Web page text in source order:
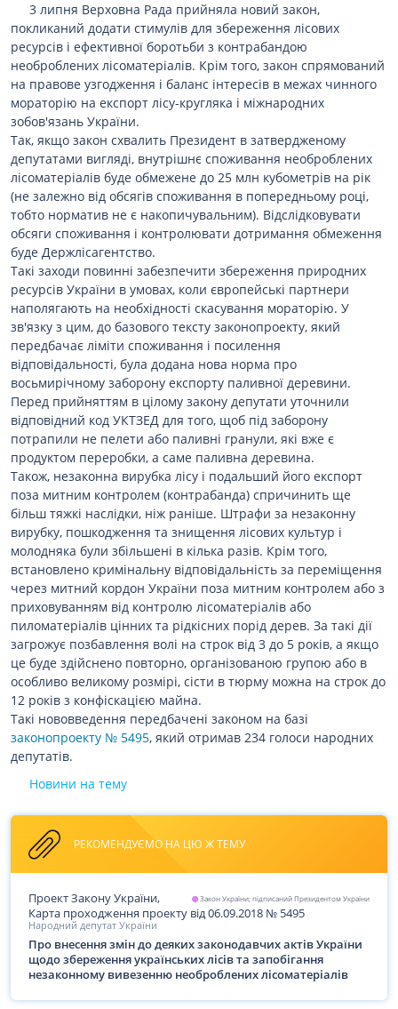
3 липня Верховна Рада прийняла новий закон,
покликаний додати стимулів для збереження лісових
ресурсів і ефективної боротьби з контрабандою
необроблених лісоматеріалів. Крім того, закон спрямований
на правове узгодження і баланс інтересів в межах чинного
мораторію на експорт лісу-кругляка і міжнародних
зобов'язань України.
Так, якщо закон схвалить Президент в затвердженому
депутатами вигляді, внутрішнє споживання необроблених
лісоматеріалів буде обмежене до 25 млн кубометрів на рік
(не залежно від обсягів споживання в попередньому році,
тобто норматив не є накопичувальним). Відслідковувати
обсяги споживання і контролювати дотримання обмеження
буде Держлісагентство.
Такі заходи повинні забезпечити збереження природних
ресурсів України в умовах, коли європейські партнери
наполягають на необхідності скасування мораторію. У
зв'язку з цим, до базового тексту законопроекту, який
передбачає ліміти споживання і посилення
відповідальності, була додана нова норма про
восьмирічному заборону експорту паливної деревини.
Перед прийняттям в цілому закону депутати уточнили
відповідний код УКТЗЕД для того, щоб під заборону
потрапили не пелети або паливні гранули, які вже є
продуктом переробки, а саме паливна деревина.
Також, незаконна вирубка лісу і подальший його експорт
поза митним контролем (контрабанда) спричинить ще
більш тяжкі наслідки, ніж раніше. Штрафи за незаконну
вирубку, пошкодження та знищення лісових культур і
молодняка були збільшені в кілька разів. Крім того,
встановлено кримінальну відповідальність за переміщення
через митний кордон України поза митним контролем або з
приховуванням від контролю лісоматеріалів або
пиломатеріалів цінних та рідкісних порід дерев. За такі дії
загрожує позбавлення волі на строк від 3 до 5 років, а якщо
це буде здійснено повторно, організованою групою або в
особливо великому розмірі, сісти в тюрму можна на строк до
12 років з конфіскацією майна.
Такі нововведення передбачені законом на базі
законопроекту № 5495, який отримав 234 голоси народних
депутатів.
Новини на тему
РЕКОМЕНДУЄМО НА ЦЮ Ж ТЕМУ
Закон України; підписаний Президентом України
Проект Закону України,
Карта проходження проекту від 06.09.2018 № 5495
Народний депутат України
Про внесення змін до деяких законодавчих актів України
щодо збереження українських лісів та запобігання
незаконному вивезенню необроблених лісоматеріалів